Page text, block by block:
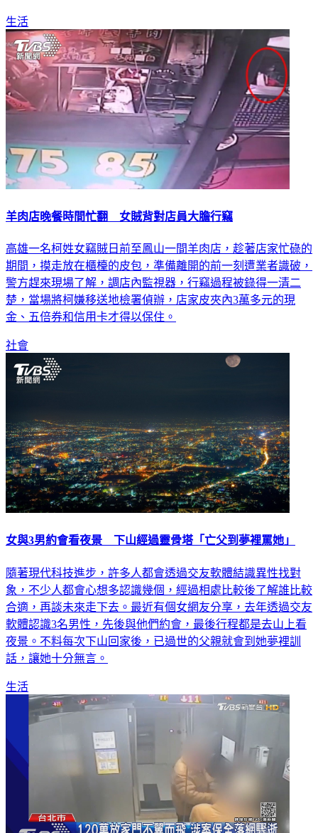
生活
羊肉店晚餐時間忙翻 女賊背對店員大膽行竊
高雄一名柯姓女竊賊日前至鳳山一間羊肉店，趁著店家忙碌的
期間，摸走放在櫃檯的皮包，準備離開的前一刻遭業者識破，
警方趕來現場了解，調店內監視器，行竊過程被錄得一清二
楚，當場將柯嫌移送地檢署偵辦，店家皮夾內3萬多元的現
金、五倍券和信用卡才得以保住。
社會
女與3男約會看夜景 下山經過靈骨塔「亡父到夢裡罵她」
隨著現代科技進步，許多人都會透過交友軟體結識異性找對
象，不少人都會心想多認識幾個，經過相處比較後了解誰比較
合適，再談未來走下去。最近有個女網友分享，去年透過交友
軟體認識3名男性，先後與他們約會，最後行程都是去山上看
夜景。不料每次下山回家後，已過世的父親就會到她夢裡訓
話，讓她十分無言。
生活